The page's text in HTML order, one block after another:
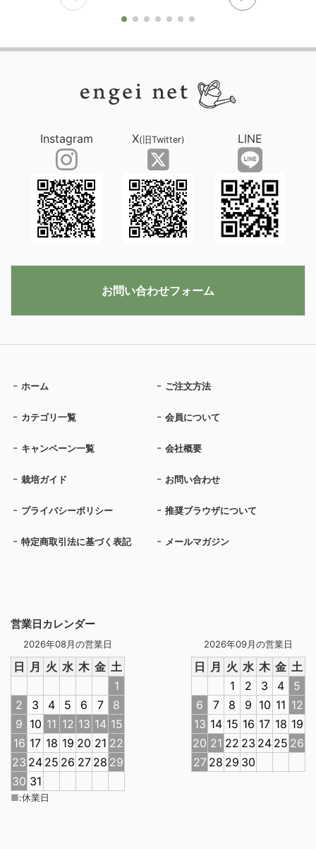
営業日カレンダー
2026年08月の営業日
日 月 火 水 木 金 土
1
2
3 4 5 6 7
8
9 10 11 12 13 14 15
16 17 18 19 20 21 22
23 24 25 26 27 28 29
30 31
2026年09月の営業日
日 月 火 水 木 金 土
1
2 3 4
5
6
7 8 9 10 11 12
13 14 15 16 17 18 19
20 21 22 23 24 25 26
27 28 29 30
■:休業日
ホーム ご注文方法
カテゴリ一覧 会員について
キャンペーン一覧 会社概要
栽培ガイド お問い合わせ
プライバシーポリシー 推奨ブラウザについて
特定商取引法に基づく表記 メールマガジン
Instagram X(旧Twitter) LINE
お問い合わせフォーム